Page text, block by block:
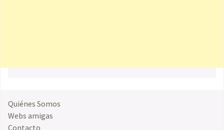
Quiénes Somos
Webs amigas
Contacto